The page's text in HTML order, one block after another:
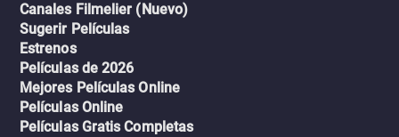
Canales Filmelier (Nuevo)
Sugerir Películas
Estrenos
Películas de 2026
Mejores Películas Online
Películas Online
Películas Gratis Completas